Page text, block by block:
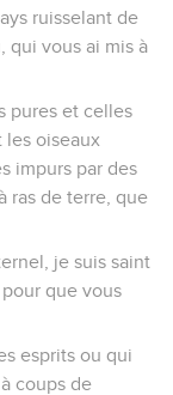
ruisselant de
qui vous ai mis à
pures et celles
les oiseaux
impurs par des
ras de terre, que
je suis saint
que vous
esprits ou qui
coups de